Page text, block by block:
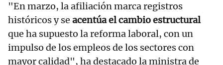
"En marzo, la afiliación marca registros
históricos y se acentúa el cambio estructural
que ha supuesto la reforma laboral, con un
impulso de los empleos de los sectores con
mayor calidad", ha destacado la ministra de